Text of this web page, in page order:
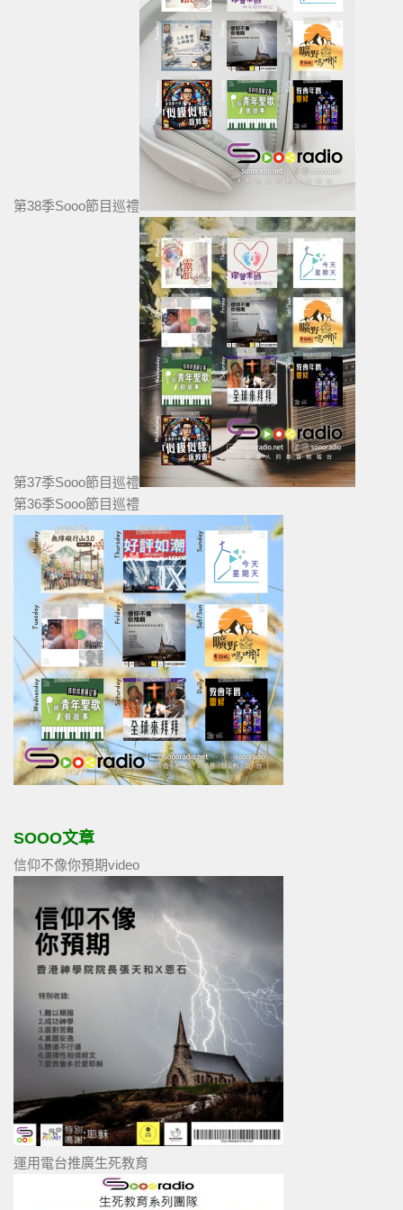
第38季Sooo節目巡禮
第37季Sooo節目巡禮
第36季Sooo節目巡禮
SOOO文章
信仰不像你預期video
運用電台推廣生死教育